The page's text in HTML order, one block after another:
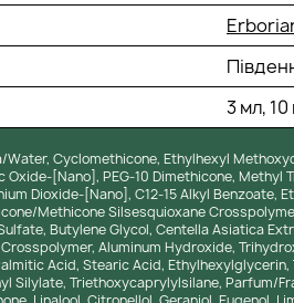
3 мл,
Water, Cyclomethicone, Ethylhexyl
Oxide-[Nano], PEG-10 Dimethicone, Methyl
Dioxide-[Nano], C12-15 Alkyl Benzoate,
Methicone Silsesquioxane
Butylene Glycol, Centella Asiatica
Aluminum Hydroxide,
Acid, Stearic Acid,
Silylate, Triethoxycaprylylsilane, Parfum/